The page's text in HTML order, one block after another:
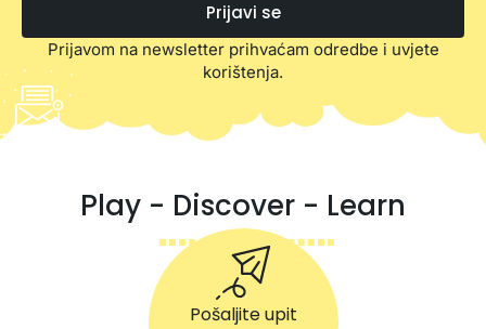
Prijavi se
Prijavom na newsletter prihvaćam odredbe i uvjete
korištenja.
Play - Discover - Learn
Pošaljite upit